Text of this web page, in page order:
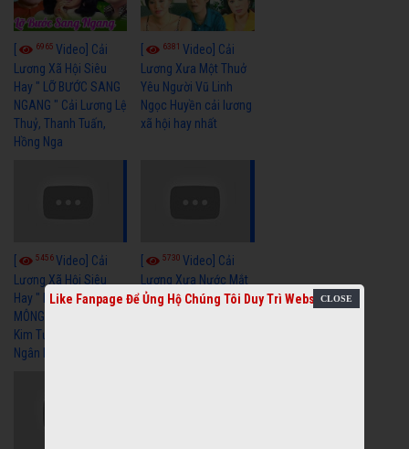
6965 Video] Cải
Lương Xã Hội Siêu
Hay " LỠ BƯỚC SANG
NGANG " Cải Lương Lệ
Thuỷ, Thanh Tuấn,
Hồng Nga
6381Video] Cải
Lương Xưa Một Thuở
Yêu Người Vũ Linh
Ngọc Huyền cải lương
xã hội hay nhất
5456Video] Cải
Lương Xã Hội Siêu
Hay " BỂ HẬN MÊNH
MÔNG " Cải Lương
Kim Tử Long, Thanh
Ngân Hay Nhất
5730Video] Cải
Lương Xưa Nước Mắt
Chiều Ly Biệt Minh
Like Fanpage Để Ủng Hộ Chúng Tôi Duy Trì Website